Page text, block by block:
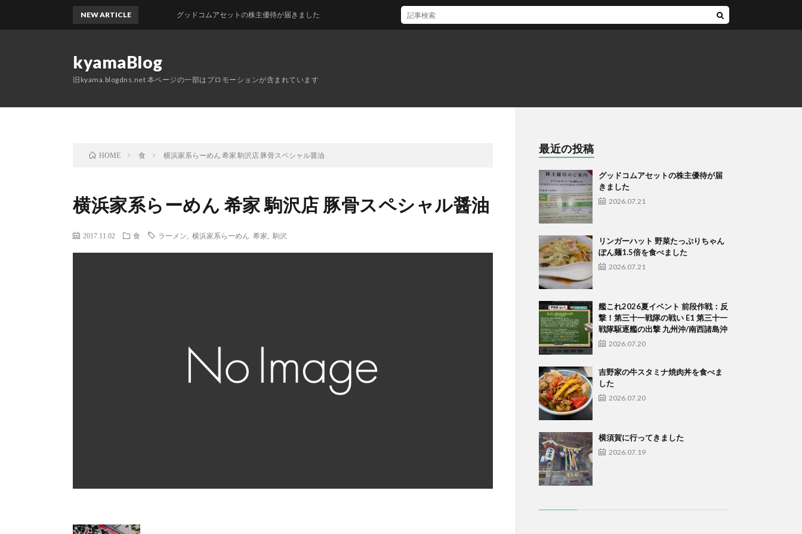
kyamaBlog
旧kyama.blogdns.net 本ページの一部はプロモーションが含まれています
NEW ARTICLE グッドコムアセットの株主優待が届きました
HOME 食 横浜家系らーめん 希家 駒沢店 豚骨スペシャル醤油
横浜家系らーめん 希家 駒沢店 豚骨スペシャル醤油
2017.11.02 食 ラーメン 横浜家系らーめん 希家 駒沢
最近の投稿
グッドコムアセットの株主優待が届
きました
2026.07.21
リンガーハット 野菜たっぷりちゃん
ぽん麺1.5倍を食べました
2026.07.21
艦これ2026夏イベント 前段作戦：反
撃！第三十一戦隊の戦い E1 第三十一
戦隊駆逐艦の出撃 九州沖/南西諸島沖
2026.07.20
吉野家の牛スタミナ焼肉丼を食べま
した
2026.07.20
横須賀に行ってきました
2026.07.19